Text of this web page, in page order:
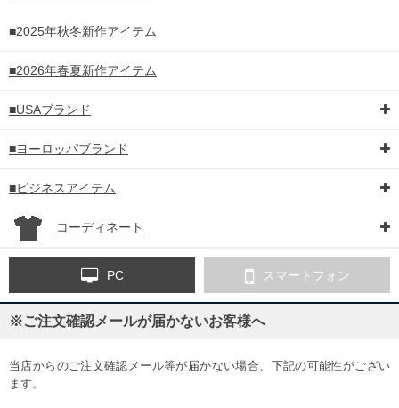
■2025年秋冬新作アイテム
■2026年春夏新作アイテム
■USAブランド
■ヨーロッパブランド
■ビジネスアイテム
コーディネート
PC スマートフォン
※ご注文確認メールが届かないお客様へ
当店からのご注文確認メール等が届かない場合、下記の可能性がござい
ます。